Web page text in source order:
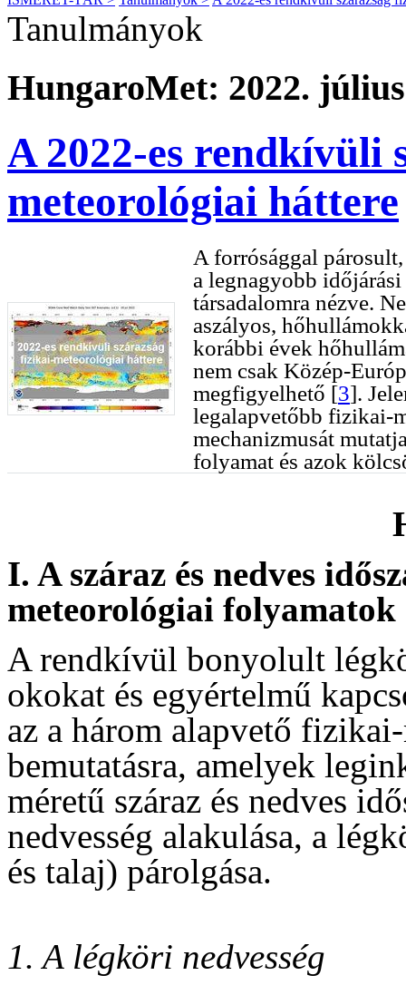
Tanulmányok
HungaroMet: 2022.
A 2022-es rendkívüli
meteorológiai háttere
A forrósággal
a legnagyobb
társadalomra nézve.
aszályos,
korábbi évek
nem csak Közép-
megfigyelhető [3].
legalapvetőbb fizikai-
mechanizmusát
folyamat és azok
I. A száraz és nedves
meteorológiai folyamatok
A rendkívül bonyolult
okokat és egyértelmű
az a három alapvető
bemutatásra, amelyek
méretű száraz és nedves
nedvesség alakulása, a
és talaj) párolgása.
1. A légköri nedvesség